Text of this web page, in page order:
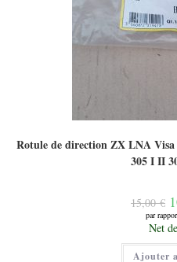
Rotule de direction ZX LNA
305 I II
15,00€
par
Le
prix
actuel
est :
Net
Ajouter